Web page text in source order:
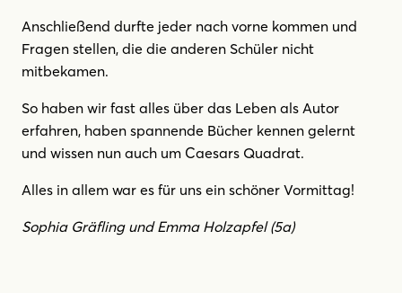
Anschließend durfte jeder nach vorne kommen und
Fragen stellen, die die anderen Schüler nicht
mitbekamen.
So haben wir fast alles über das Leben als Autor
erfahren, haben spannende Bücher kennen gelernt
und wissen nun auch um Caesars Quadrat.
Alles in allem war es für uns ein schöner Vormittag!
Sophia Gräfling und Emma Holzapfel (5a)